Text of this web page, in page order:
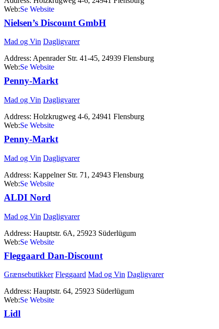
Web:http://www.penny.de
Nielsen’s Discount GmbH
Mad og Vin Dagligvarer
Address: Apenrader Str. 41-45, 24939 Flensburg
Web:www.nielsensdiscount.de
Penny-Markt
Mad og Vin Dagligvarer
Address: Holzkrugweg 4-6, 24941 Flensburg
Web:http://www.penny.de
Penny-Markt
Mad og Vin Dagligvarer
Address: Kappelner Str. 71, 24943 Flensburg
Web:http://www.penny.de
ALDI Nord
Mad og Vin Dagligvarer
Address: Hauptstr. 6A, 25923 Süderlügum
Web:http://www.aldi-nord.de
Fleggaard Dan-Discount
Grænsebutikker Fleggaard Mad og Vin Dagligvarer
Address: Hauptstr. 64, 25923 Süderlügum
Web:http://fleggaard.dk/
Lidl